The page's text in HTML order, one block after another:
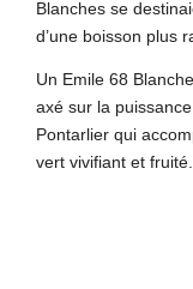
Blanches se
d’une boisson plus
Un Emile 68
axé sur la
Pontarlier qui
vert vivifiant et fruité.